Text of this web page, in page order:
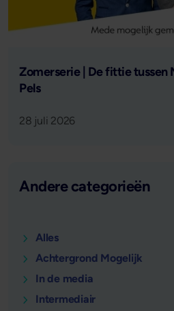
Lees verder
Zomerserie | De fittie tussen
Pels
28 juli 2026
Andere categorieën
Alles
Achtergrond Mogelijk
In de media
Intermediair